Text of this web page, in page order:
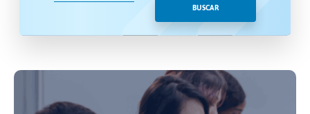
BUSCAR